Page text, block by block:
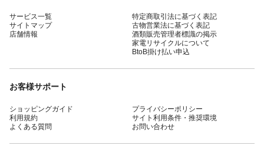
サービス一覧
サイトマップ
店舗情報
特定商取引法に基づく表記
古物営業法に基づく表記
酒類販売管理者標識の掲示
家電リサイクルについて
BtoB掛け払い申込
お客様サポート
ショッピングガイド
利用規約
よくある質問
プライバシーポリシー
サイト利用条件・推奨環境
お問い合わせ